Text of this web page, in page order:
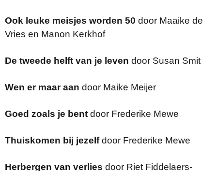
Ook leuke meisjes worden 50 door Maaike de
Vries en Manon Kerkhof
De tweede helft van je leven door Susan Smit
Wen er maar aan door Maike Meijer
Goed zoals je bent door Frederike Mewe
Thuiskomen bij jezelfdoor Frederike Mewe
Herbergen van verlies door Riet Fiddelaers-